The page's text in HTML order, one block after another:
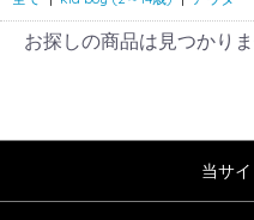
お探しの商品は見つかり
当サ